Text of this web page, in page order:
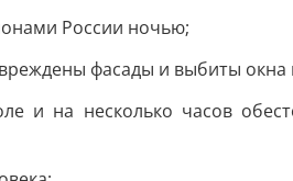
России ночью;
фасады и выбиты окна
и на несколько часов